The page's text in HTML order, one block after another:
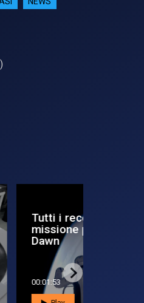
Polaris